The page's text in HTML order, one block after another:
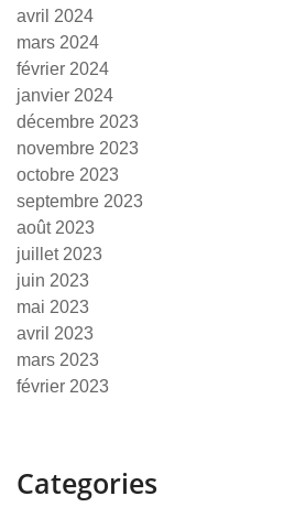
avril 2024
mars 2024
février 2024
janvier 2024
décembre 2023
novembre 2023
octobre 2023
septembre 2023
août 2023
juillet 2023
juin 2023
mai 2023
avril 2023
mars 2023
février 2023
Categories